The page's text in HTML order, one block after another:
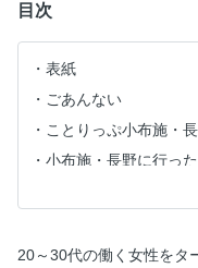
目次
表紙
ごあんない
ことりっぷ小布施・
小布施・長野に行った
今週末、2泊3日で小
【小布施・須坂】
20～30代の働く女性をタ